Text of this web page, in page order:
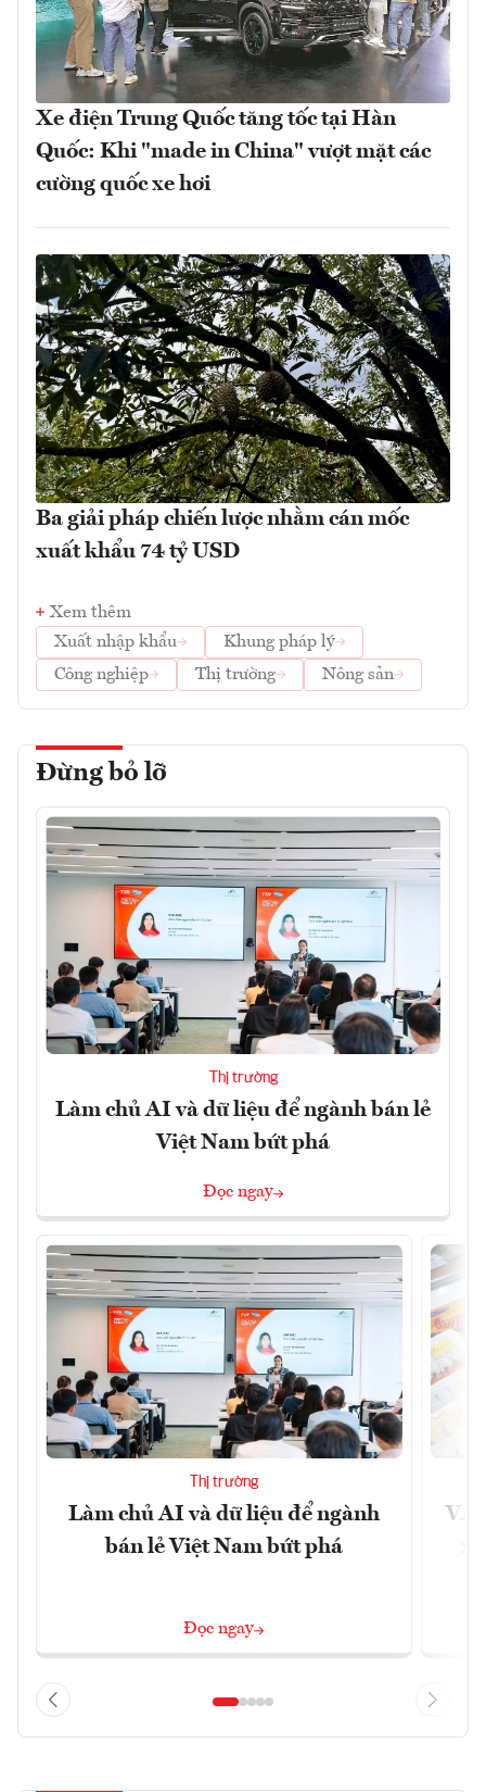
Xe điện Trung Quốc tăng tốc tại Hàn
Quốc: Khi "made in China" vượt mặt các
cường quốc xe hơi
Ba giải pháp chiến lược nhằm cán mốc
xuất khẩu 74 tỷ USD
Xem thêm
Xuất nhập khẩu
Khung pháp lý
Công nghiệp
Thị trường Nông sản
Đừng bỏ lỡ
Thị trường
Làm chủ AI và dữ liệu để ngành bán lẻ
Việt Nam bứt phá
Đọc ngay
Thị trường
Làm chủ AI và dữ liệu để ngành
bán lẻ Việt Nam bứt phá
Đọc ngay